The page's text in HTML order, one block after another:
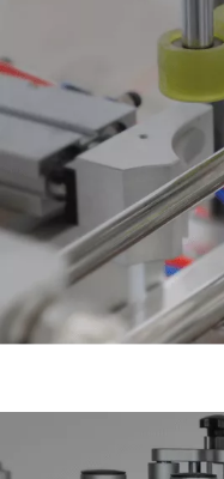
Aplicar a cosméticos,
otras industrias,Puede ser
viscoso, salsa, miel,
tomate, pasta de sésamo,
caliente y otros diferentes